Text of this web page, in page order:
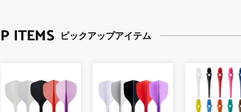
ピックアップアイテム